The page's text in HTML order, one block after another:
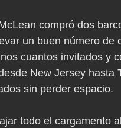
compró dos
un buen número de
cuantos invitados y
New Jersey hasta
sin perder espacio.
todo el cargamento